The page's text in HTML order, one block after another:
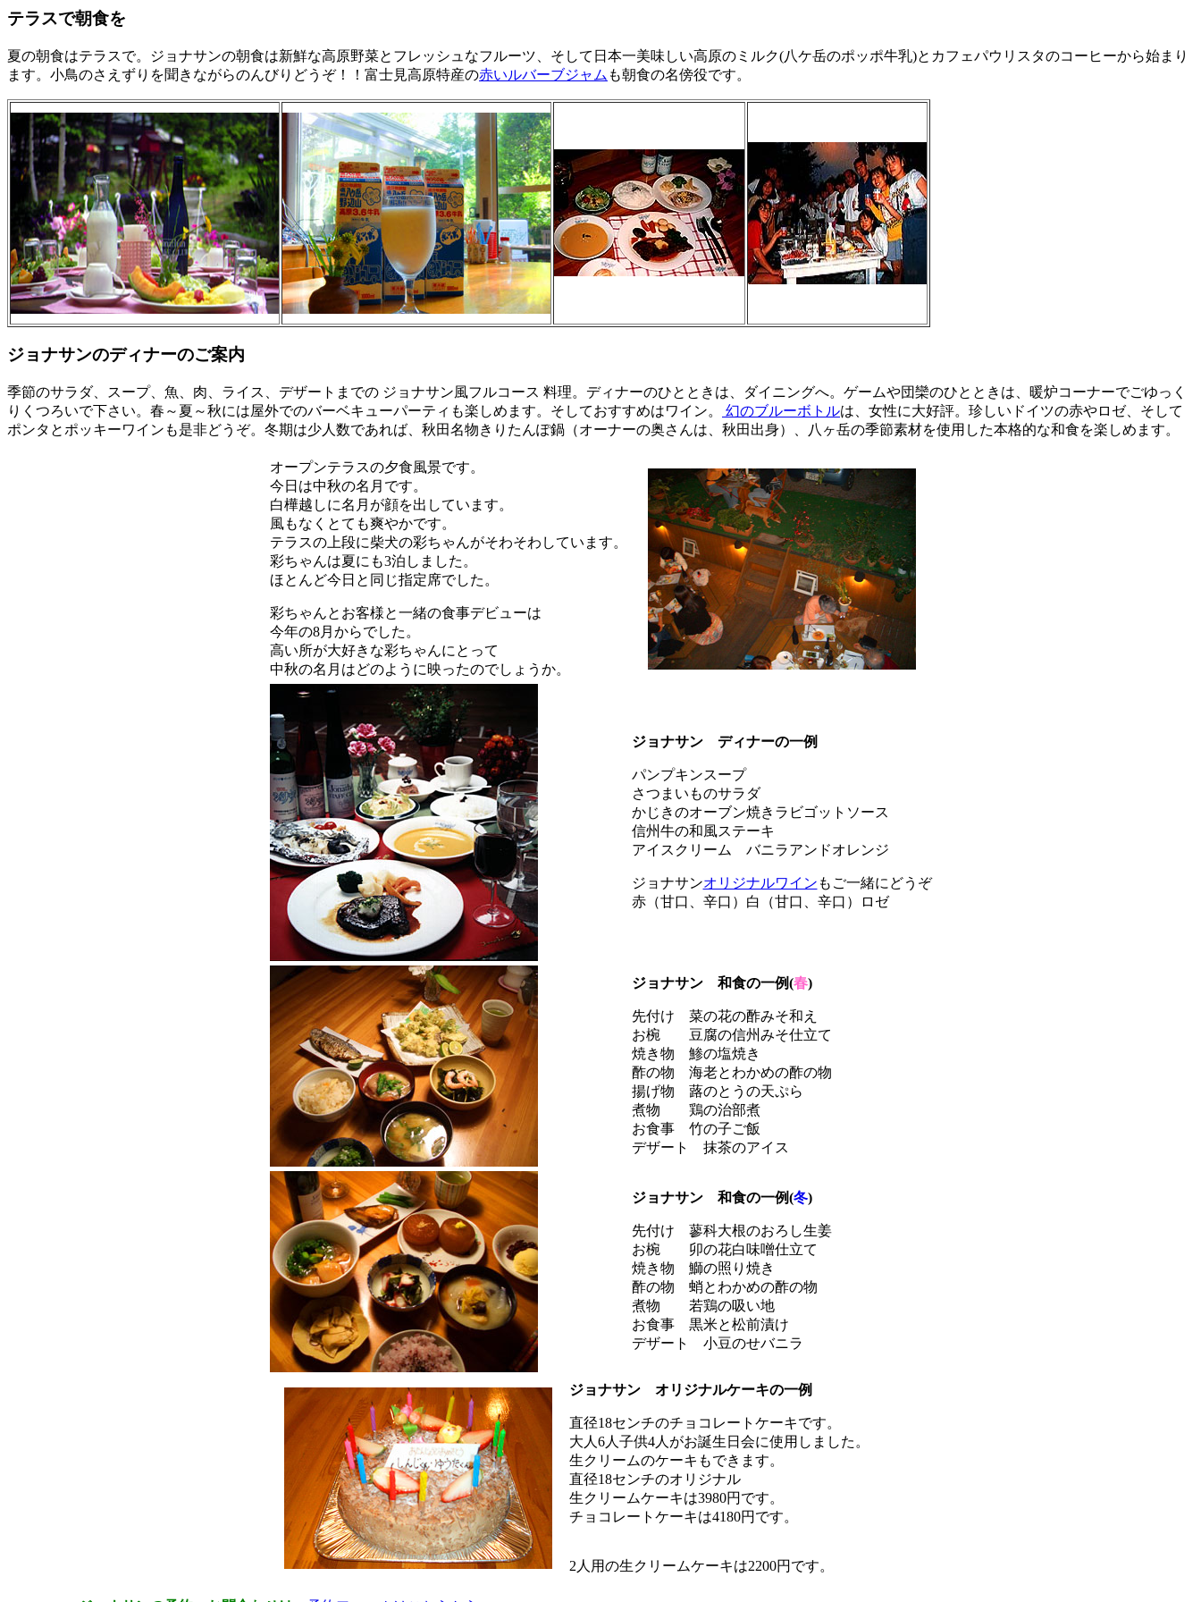
テラスで朝食を
夏の朝食はテラスで。ジョナサンの朝食は新鮮な高原野菜とフレッシュなフルーツ、そして日本一美味しい高原のミルク(八ケ岳のポッポ牛乳)とカフェパウリスタのコーヒーから始まり
ます。小鳥のさえずりを聞きながらのんびりどうぞ！！富士見高原特産の赤いルバーブジャム も朝食の名傍役です。
ジョナサンのディナーのご案内
季節のサラダ、スープ、魚、肉、ライス、デザートまでの ジョナサン風フルコース 料理。ディナーのひとときは、ダイニングへ。ゲームや団欒のひとときは、暖炉コーナーでごゆっく
りくつろいで下さい。春～夏～秋には屋外でのバーベキューパーティも楽しめます。そしておすすめはワイン。
幻のブルーボトルは、女性に大好評。珍しいドイツの赤やロゼ、そして
ポンタとポッキーワインも是非どうぞ。冬期は少人数であれば、秋田名物きりたんぽ鍋（オーナーの奥さんは、秋田出身）、八ヶ岳の季節素材を使用した本格的な和食を楽しめます。
オープンテラスの夕食風景です。
今日は中秋の名月です。
白樺越しに名月が顔を出しています。
風もなくとても爽やかです。
テラスの上段に柴犬の彩ちゃんがそわそわしています。
彩ちゃんは夏にも3泊しました。
ほとんど今日と同じ指定席でした。
彩ちゃんとお客様と一緒の食事デビューは
今年の8月からでした。
高い所が大好きな彩ちゃんにとって
中秋の名月はどのように映ったのでしょうか。
ジョナサン ディナーの一例
パンプキンスープ
さつまいものサラダ
かじきのオーブン焼きラビゴットソース
信州牛の和風ステーキ
アイスクリーム バニラアンドオレンジ
ジョナサンオリジナルワイン もご一緒にどうぞ
赤（甘口、辛口）白（甘口、辛口）ロゼ
ジョナサン 和食の一例(春)
先付け 菜の花の酢みそ和え
お椀 豆腐の信州みそ仕立て
焼き物 鯵の塩焼き
酢の物 海老とわかめの酢の物
揚げ物 蕗のとうの天ぷら
煮物 鶏の治部煮
お食事 竹の子ご飯
デザート 抹茶のアイス
ジョナサン 和食の一例(冬)
先付け 蓼科大根のおろし生姜
お椀 卯の花白味噌仕立て
焼き物 鰤の照り焼き
酢の物 蛸とわかめの酢の物
煮物 若鶏の吸い地
お食事 黒米と松前漬け
デザート 小豆のせバニラ
ジョナサン オリジナルケーキの一例
直径18センチのチョコレートケーキです。
大人6人子供4人がお誕生日会に使用しました。
生クリームのケーキもできます。
直径18センチのオリジナル
生クリームケーキは3980円です。
チョコレートケーキは4180円です。
2人用の生クリームケーキは2200円です。